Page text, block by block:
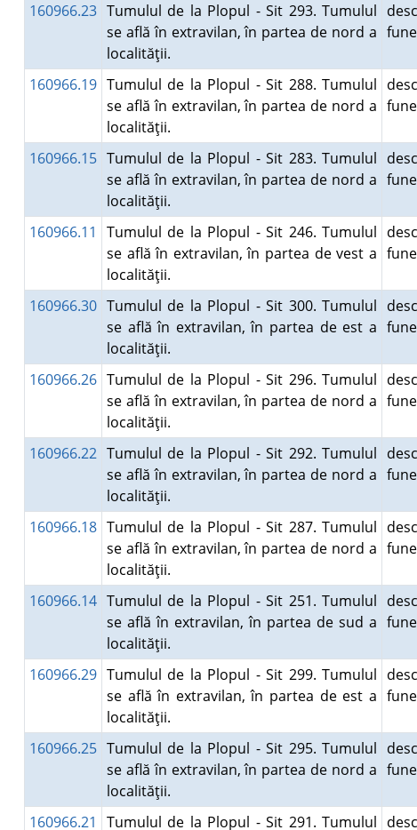
160966.23 Tumulul de la Plopul - Sit 293. Tumulul
se află în extravilan, în partea de nord a
localităţii.
160966.19 Tumulul de la Plopul - Sit 288. Tumulul
se află în extravilan, în partea de nord a
localităţii.
160966.15 Tumulul de la Plopul - Sit 283. Tumulul
se află în extravilan, în partea de nord a
localităţii.
160966.11
Tumulul de la Plopul - Sit 246. Tumulul
se află în extravilan, în partea de vest a
localităţii.
160966.30 Tumulul de la Plopul - Sit 300. Tumulul
se află în extravilan, în partea de est a
localităţii.
160966.26 Tumulul de la Plopul - Sit 296. Tumulul
se află în extravilan, în partea de nord a
localităţii.
160966.22 Tumulul de la Plopul - Sit 292. Tumulul
se află în extravilan, în partea de nord a
localităţii.
160966.18 Tumulul de la Plopul - Sit 287. Tumulul
se află în extravilan, în partea de nord a
localităţii.
160966.14 Tumulul de la Plopul - Sit 251. Tumulul
se află în extravilan, în partea de sud a
localităţii.
160966.29 Tumulul de la Plopul - Sit 299. Tumulul
se află în extravilan, în partea de est a
localităţii.
160966.25 Tumulul de la Plopul - Sit 295. Tumulul
se află în extravilan, în partea de nord a
localităţii.
160966.21 Tumulul de la Plopul - Sit 291. Tumulul